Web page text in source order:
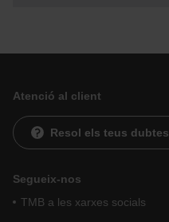
Atenció al client
Resol els teus dubtes
Segueix-nos
TMB a les xarxes socials